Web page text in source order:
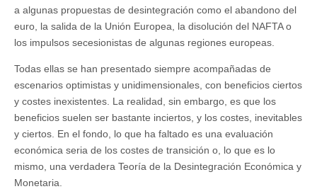
a algunas propuestas de desintegración como el abandono del
euro, la salida de la Unión Europea, la disolución del NAFTA o
los impulsos secesionistas de algunas regiones europeas.
Todas ellas se han presentado siempre acompañadas de
escenarios optimistas y unidimensionales, con beneficios ciertos
y costes inexistentes. La realidad, sin embargo, es que los
beneficios suelen ser bastante inciertos, y los costes, inevitables
y ciertos. En el fondo, lo que ha faltado es una evaluación
económica seria de los costes de transición o, lo que es lo
mismo, una verdadera Teoría de la Desintegración Económica y
Monetaria.